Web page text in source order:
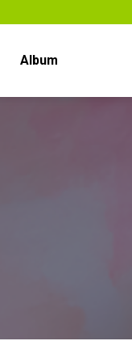
Album